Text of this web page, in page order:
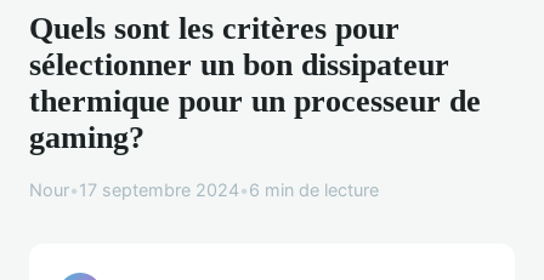
Quels sont les critères pour
sélectionner un bon dissipateur
thermique pour un processeur de
gaming?
Nour•17 septembre 2024•6 min de lecture